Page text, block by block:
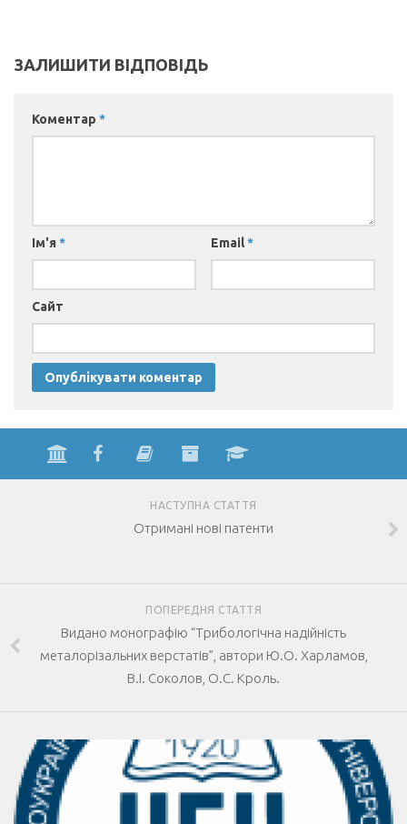
ЗАЛИШИТИ ВІДПОВІДЬ
Коментар *
Ім'я * Email*
Сайт
НАСТУПНА СТАТТЯ
Отримані нові патенти
ПОПЕРЕДНЯ СТАТТЯ
Видано монографію “Трибологічна надійність
металорізальних верстатів”, автори Ю.О. Харламов,
В.І. Соколов, О.С. Кроль.